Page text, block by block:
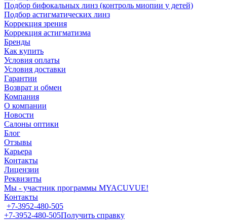
Подбор бифокальных линз (контроль миопии у детей)
Подбор астигматических линз
Коррекция зрения
Коррекция астигматизма
Бренды
Как купить
Условия оплаты
Условия доставки
Гарантии
Возврат и обмен
Компания
О компании
Новости
Салоны оптики
Блог
Отзывы
Карьера
Контакты
Лицензии
Реквизиты
Мы - участник программы MYACUVUE!
Контакты
+7-3952-480-505
+7-3952-480-505Получить справку